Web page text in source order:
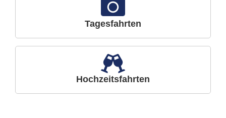
Tagesfahrten
Hochzeitsfahrten